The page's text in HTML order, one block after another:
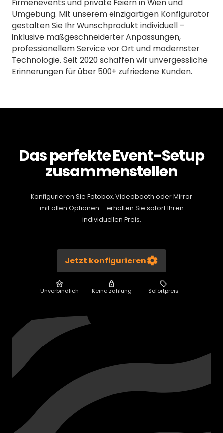
Firmenevents und private Feiern in Wien und
Umgebung. Mit unserem einzigartigen Konfigurator
gestalten Sie Ihr Wunschprodukt individuell –
inklusive maßgeschneiderter Anpassungen,
professionellem Service vor Ort und modernster
Technologie. Seit 2020 schaffen wir unvergessliche
Erinnerungen für über 500+ zufriedene Kunden.
Das perfekte Event-Setup
zusammenstellen
Konfigurieren Sie Fotobox, Videobooth oder Mirror
mit allen Optionen – erhalten Sie sofort Ihren
individuellen Preis.
Jetzt konfigurieren
Unverbindlich Keine Zahlung Sofortpreis